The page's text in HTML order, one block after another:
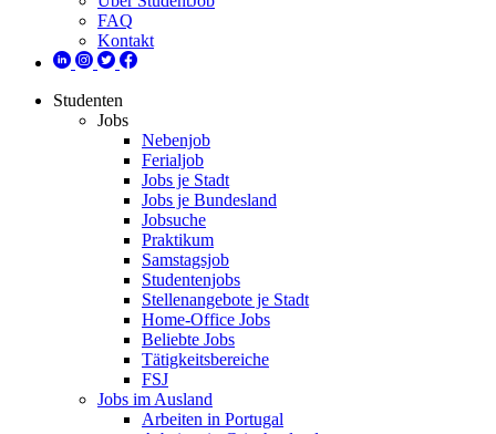
FAQ
Kontakt
Studenten
Jobs
Nebenjob
Ferialjob
Jobs je Stadt
Jobs je Bundesland
Jobsuche
Praktikum
Samstagsjob
Studentenjobs
Stellenangebote je Stadt
Home-Office Jobs
Beliebte Jobs
Tätigkeitsbereiche
FSJ
Jobs im Ausland
Arbeiten in Portugal